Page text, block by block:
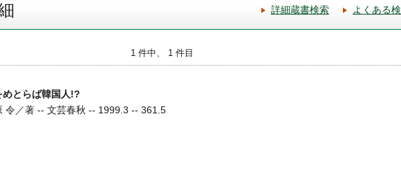
詳細蔵書検索 よくある
1 件中、 1 件目
めとらば韓国人!?
令／著 -- 文芸春秋 -- 1999.3 -- 361.5